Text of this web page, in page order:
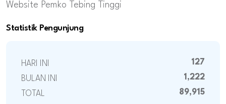
Website Pemko Tebing Tinggi
Statistik Pengunjung
HARI INI 127
BULAN INI 1,222
TOTAL 89,915